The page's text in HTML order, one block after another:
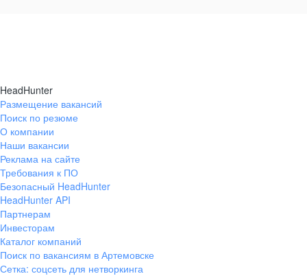
HeadHunter
Размещение вакансий
Поиск по резюме
О компании
Наши вакансии
Реклама на сайте
Требования к ПО
Безопасный HeadHunter
HeadHunter API
Партнерам
Инвесторам
Каталог компаний
Поиск по вакансиям в Артемовске
Сетка: соцсеть для нетворкинга